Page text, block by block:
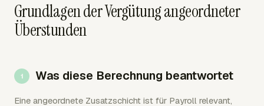
Grundlagen der Vergütung angeordneter
Überstunden
Was diese Berechnung beantwortet
Eine angeordnete Zusatzschicht ist für Payroll relevant,